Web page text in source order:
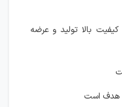
بالا تولید و عرضه
هدف است